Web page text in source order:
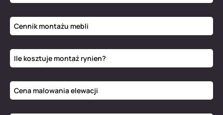
Cennik montażu mebli
Ile kosztuje montaż rynien?
Cena malowania elewacji